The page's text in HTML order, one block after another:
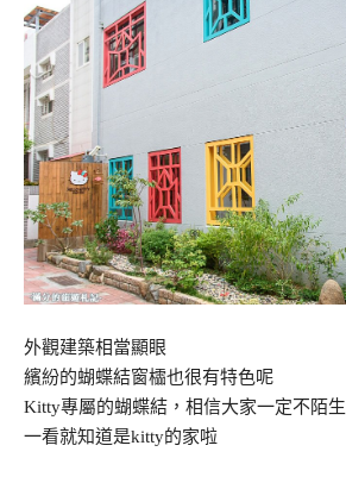
外觀建築相當顯眼
繽紛的蝴蝶結窗櫺也很有特色呢
Kitty專屬的蝴蝶結，相信大家一定不陌生
一看就知道是kitty的家啦